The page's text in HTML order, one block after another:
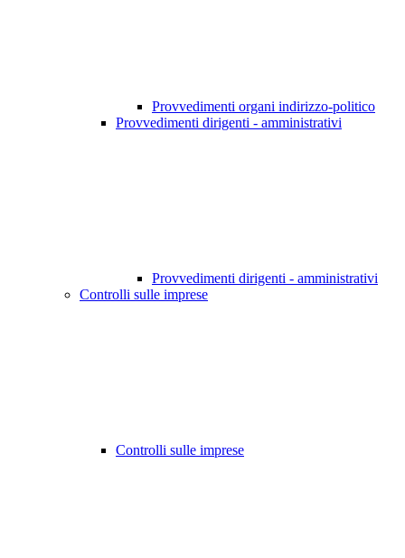
Provvedimenti organi indirizzo-politico
Provvedimenti dirigenti - amministrativi
Provvedimenti dirigenti - amministrativi
Controlli sulle imprese
Controlli sulle imprese